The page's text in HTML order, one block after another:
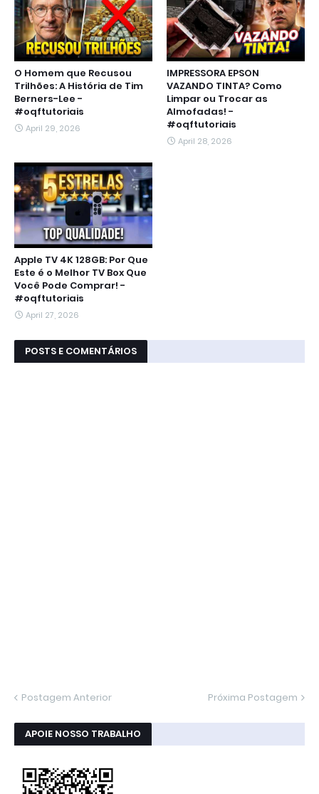
O Homem que Recusou
Trilhões: A História de Tim
Berners-Lee -
#oqftutoriais
April 29, 2026
IMPRESSORA EPSON
VAZANDO TINTA? Como
Limpar ou Trocar as
Almofadas! -
#oqftutoriais
April 28, 2026
Apple TV 4K 128GB: Por Que
Este é o Melhor TV Box Que
Você Pode Comprar! -
#oqftutoriais
April 27, 2026
POSTS E COMENTÁRIOS
Postagem Anterior Próxima Postagem
APOIE NOSSO TRABALHO